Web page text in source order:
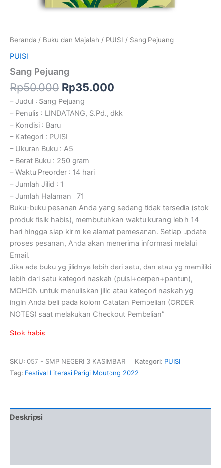
Beranda / Buku dan Majalah / PUISI / Sang Pejuang
PUISI
Sang Pejuang
Rp50.000 Rp35.000
– Judul : Sang Pejuang
– Penulis : LINDATANG, S.Pd., dkk
– Kondisi : Baru
– Kategori : PUISI
– Ukuran Buku : A5
– Berat Buku : 250 gram
– Waktu Preorder : 14 hari
– Jumlah Jilid : 1
– Jumlah Halaman : 71
Buku-buku pesanan Anda yang sedang tidak tersedia (stok
produk fisik habis), membutuhkan waktu kurang lebih 14
hari hingga siap kirim ke alamat pemesanan. Setiap update
proses pesanan, Anda akan menerima informasi melalui
Email.
Jika ada buku yg jilidnya lebih dari satu, dan atau yg memiliki
lebih dari satu kategori naskah (puisi+cerpen+pantun),
MOHON untuk menuliskan jilid atau kategori naskah yg
ingin Anda beli pada kolom Catatan Pembelian (ORDER
NOTES) saat melakukan Checkout Pembelian”
Stok habis
SKU: 057 - SMP NEGERI 3 KASIMBAR Kategori: PUISI
Tag: Festival Literasi Parigi Moutong 2022
Deskripsi